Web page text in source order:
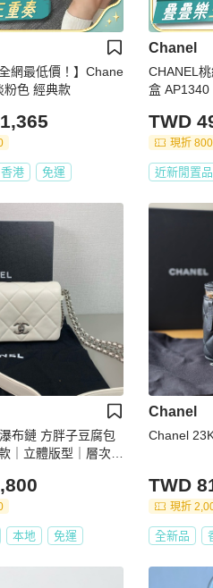
全網最低價！】Chane
粉色 經典款
香港 免運
Chanel
CHANEL
盒 AP1340
TWD
現折 800
近新閒置品
布鏈 方胖子豆腐包
｜立體版型｜層次鏈
本地 免運
Chanel
Chanel
TWD
現折
全新品